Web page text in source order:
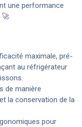
une performance
🚀
maximale, pré-
au réfrigérateur
de manière
la conservation de la
pour